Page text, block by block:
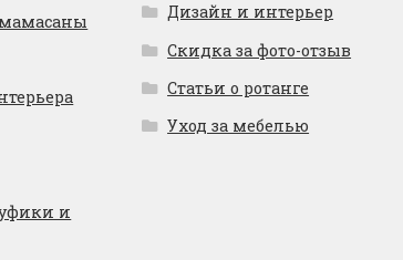
и
Дизайн и интерьер
Скидка за фото-отзыв
Статьи о ротанге
Уход за мебелью